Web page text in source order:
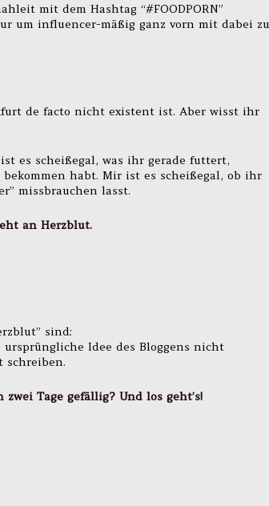
mit dem Hashtag “#FOODPORN”
um influencer-mäßig ganz vorn mit dabei zu
de facto nicht existent ist. Aber wisst ihr
es scheißegal, was ihr gerade futtert,
habt. Mir ist es scheißegal, ob ihr
missbrauchen lasst.
an Herzblut.
sind:
Idee des Bloggens nicht
schreiben.
zwei Tage gefällig? Und los geht’s!